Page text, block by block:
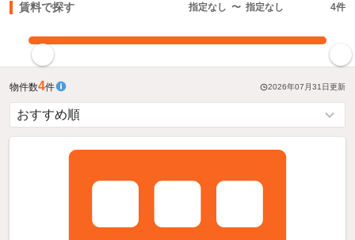
賃料で探す 指定なし 〜 指定なし 4件
物件数4件 2026年07月31日更新